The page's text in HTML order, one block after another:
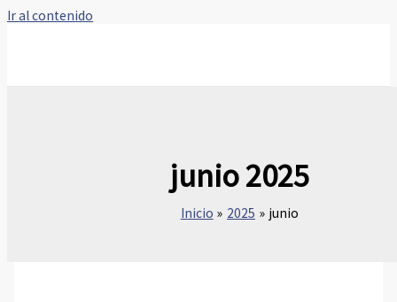
Ir al contenido
junio 2025
Inicio 2025 junio